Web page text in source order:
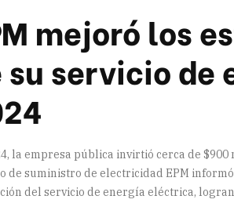
mejoró los
su servicio
la empresa pública invirtió cerca de
de suministro de electricidad EPM
del servicio de energía eléctrica,